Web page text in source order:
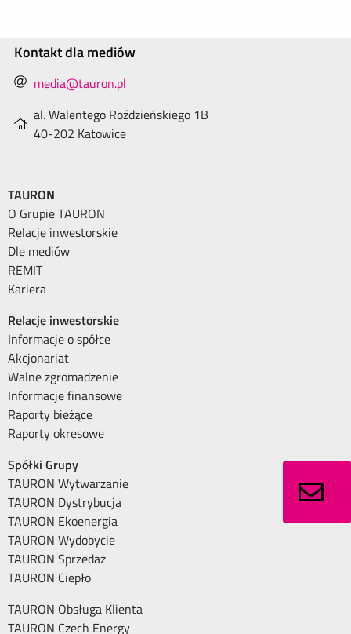
Kontakt dla mediów
media@tauron.pl
al. Walentego Roździeńskiego 1B
40-202 Katowice
TAURON
O Grupie TAURON
Relacje inwestorskie
Dle mediów
REMIT
Kariera
Relacje inwestorskie
Informacje o spółce
Akcjonariat
Walne zgromadzenie
Informacje finansowe
Raporty bieżące
Raporty okresowe
Spółki Grupy
TAURON Wytwarzanie
TAURON Dystrybucja
TAURON Ekoenergia
TAURON Wydobycie
TAURON Sprzedaż
TAURON Ciepło
TAURON Obsługa Klienta
TAURON Czech Energy